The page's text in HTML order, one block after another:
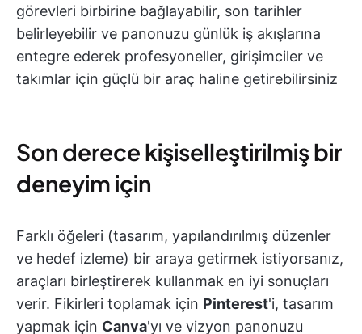
görevleri birbirine bağlayabilir, son tarihler
belirleyebilir ve panonuzu günlük iş akışlarına
entegre ederek profesyoneller, girişimciler ve
takımlar için güçlü bir araç haline getirebilirsiniz
Son derece kişiselleştirilmiş bir
deneyim için
Farklı öğeleri (tasarım, yapılandırılmış düzenler
ve hedef izleme) bir araya getirmek istiyorsanız,
araçları birleştirerek kullanmak en iyi sonuçları
verir. Fikirleri toplamak için Pinterest'i, tasarım
yapmak için Canva'yı ve vizyon panonuzu